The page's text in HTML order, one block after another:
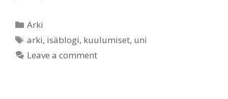
Categories
Arki
Tags
arki, isäblogi, kuulumiset, uni
Leave a comment